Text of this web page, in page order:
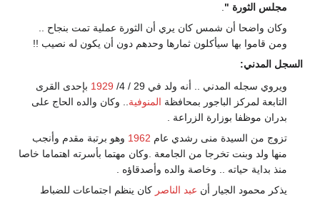
مجلس الثورة "
وكان واضحا أن شمس كان يري أن الثورة عملية تمت بنجاح ..
ومن قاموا بها سيأكلون ثمارها وحدهم دون أن يكون له نصيب !!
السجل المدني:
ويروي سجله المدني .. أنه ولد في 29 / 4/
1929 بإحدى القرى
التابعة لمركز الباجور بمحافظة المنوفية.. وكان والده الحاج على
بدران موظفا بوزارة الزراعة .
تزوج من السيدة منى رشدي عام 1962 وهو برتبة مقدم وأنجب
منها ولد وبنت تخرجا من الجامعة .وكان مهتما بأسرته اهتماما خاصا
منذ بداية حياته .. وخاصة والده وأصدقاؤه .
يذكر محمود الجيار أن عبد الناصر كان ينظم اجتماعات للضباط